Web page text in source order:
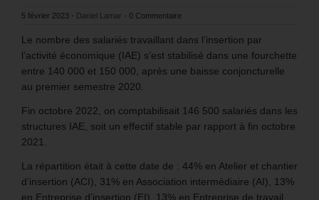
5 février 2023 - Daniel Lamar - 0 Commentaire
Le nombre des salariés travaillant dans l’insertion par
l’activité économique (IAE) s’est stabilisé dans une fourchette
entre 140 000 et 150 000, après une baisse conjoncturelle
au premier semestre 2020.
Fin octobre 2022, on comptabilisait 146 500 salariés dans les
structures IAE, soit un effectif stable par rapport à fin octobre
2021.
La répartition était à cette date de : 44% en Atelier et chantier
d’insertion (ACI), 31% en Association intermédiaire (AI), 13%
en Entreprise d’insertion (EI), 13% en Entreprise de travail